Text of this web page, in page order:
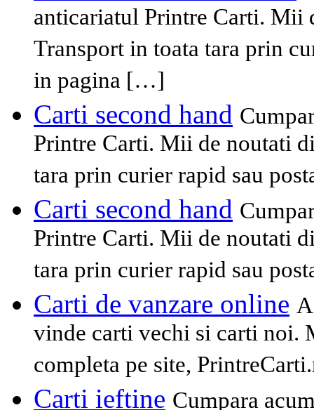
anticariatul Printre Carti. Mii
Transport in toata tara prin
in pagina […]
Carti second hand
Printre Carti. Mii de noutati
tara prin curier rapid sau
Carti second hand
Printre Carti. Mii de noutati
tara prin curier rapid sau
Carti de vanzare online
vinde carti vechi si carti noi.
completa pe site,
Carti ieftine Cumpara